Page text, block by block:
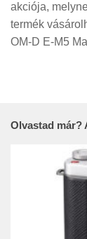
akciója,
termék
OM-D E-M5
Olvastad már?